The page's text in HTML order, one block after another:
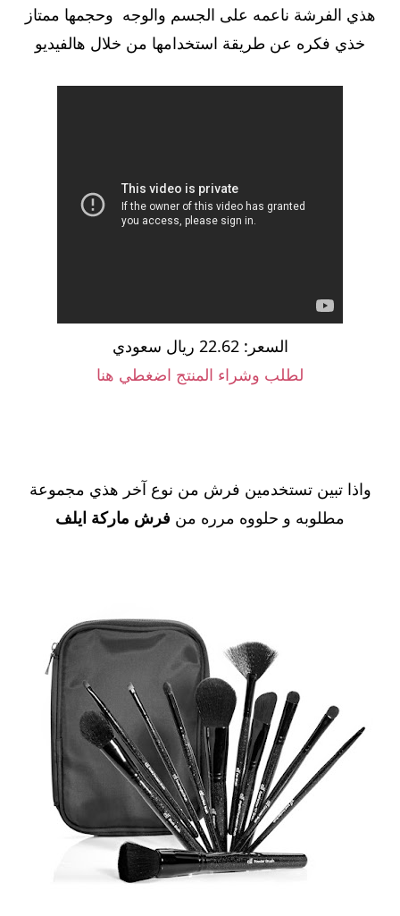
هذي الفرشة ناعمه على الجسم والوجه وحجمها ممتاز
خذي فكره عن طريقة استخدامها من خلال هالفيديو
السعر: 22.62 ريال سعودي
لطلب وشراء المنتج اضغطي هنا
واذا تبين تستخدمين فرش من نوع آخر هذي مجموعة
مطلوبه و حلووه مرره من فرش ماركة ايلف